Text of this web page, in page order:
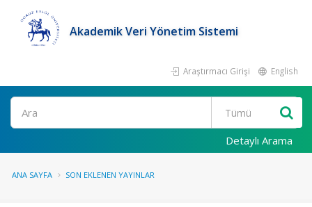
Akademik Veri Yönetim Sistemi
Araştırmacı Girişi English
Ara
Detaylı Arama
ANA SAYFA SON EKLENEN YAYINLAR